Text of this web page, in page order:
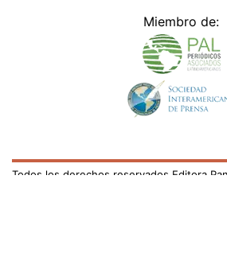
Miembro de:
Todos los derechos reservados Editora